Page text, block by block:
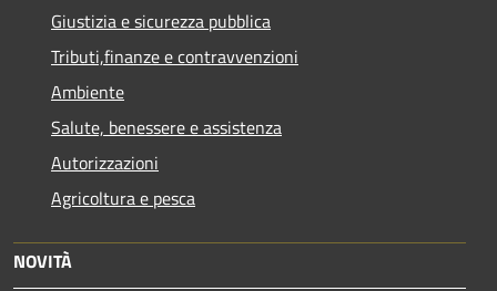
Giustizia e sicurezza pubblica
Tributi,finanze e contravvenzioni
Ambiente
Salute, benessere e assistenza
Autorizzazioni
Agricoltura e pesca
NOVITÀ